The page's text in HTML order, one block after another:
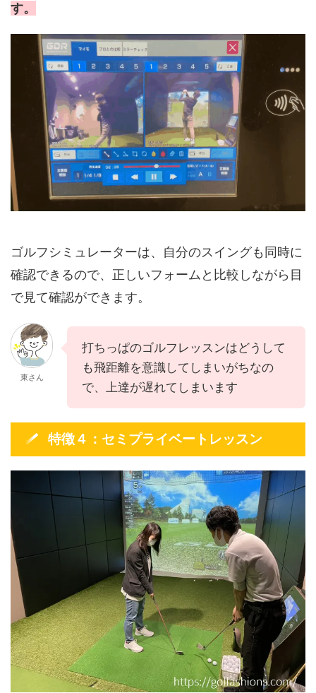
す。
ゴルフシミュレーターは、自分のスイングも同時に
確認できるので、正しいフォームと比較しながら目
で見て確認ができます。
東さん
打ちっぱのゴルフレッスンはどうして
も飛距離を意識してしまいがちなの
で、上達が遅れてしまいます
特徴４：セミプライベートレッスン